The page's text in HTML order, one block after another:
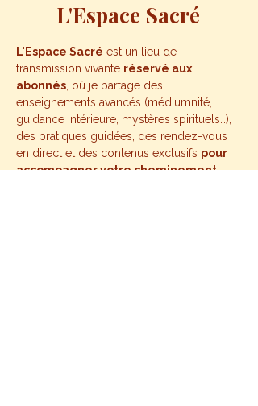
L'Espace Sacré
L'Espace Sacré est un lieu de
transmission vivante réservé aux
abonnés, où je partage des
enseignements avancés (médiumnité,
guidance intérieure, mystères spirituels…),
des pratiques guidées, des rendez-vous
en direct et des contenus exclusifs pour
accompagner votre cheminement.